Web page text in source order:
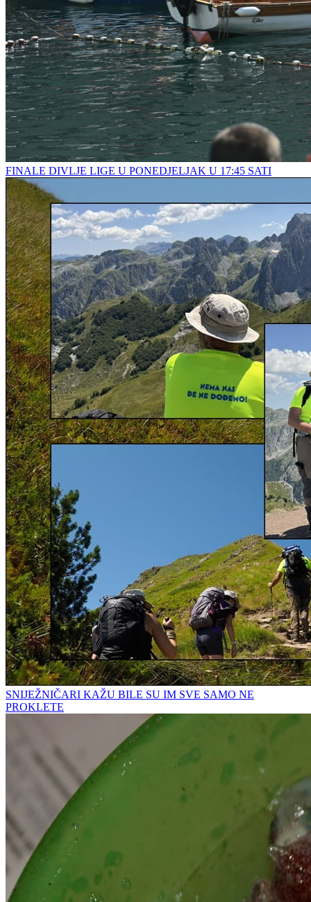
FINALE DIVLJE LIGE U PONEDJELJAK U 17:45 SATI
SNIJEŽNIČARI KAŽU BILE SU IM SVE SAMO NE
PROKLETE